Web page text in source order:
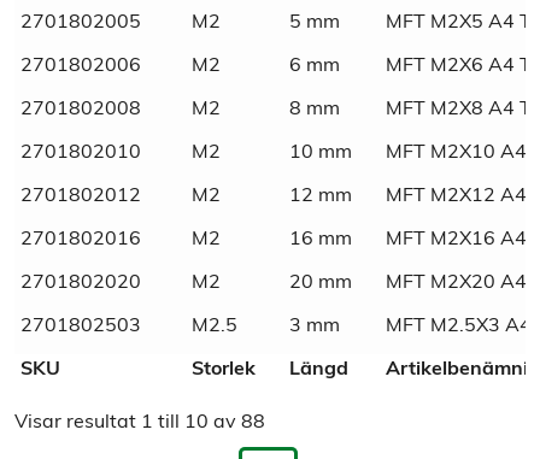
2701802005 M2 5 mm MFT M2X5 A4
2701802006 M2 6 mm MFT M2X6 A4
2701802008 M2 8 mm MFT M2X8 A4
2701802010 M2 10 mm MFT M2X10 A4
2701802012 M2 12 mm MFT M2X12 A4
2701802016 M2 16 mm MFT M2X16 A4
2701802020 M2 20 mm MFT M2X20 A4
2701802503 M2.5 3 mm MFT M2.5X3 A4
SKU Storlek Längd
Visar resultat 1 till 10 av 88